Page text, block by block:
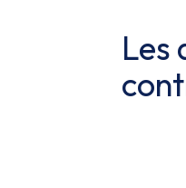
Les